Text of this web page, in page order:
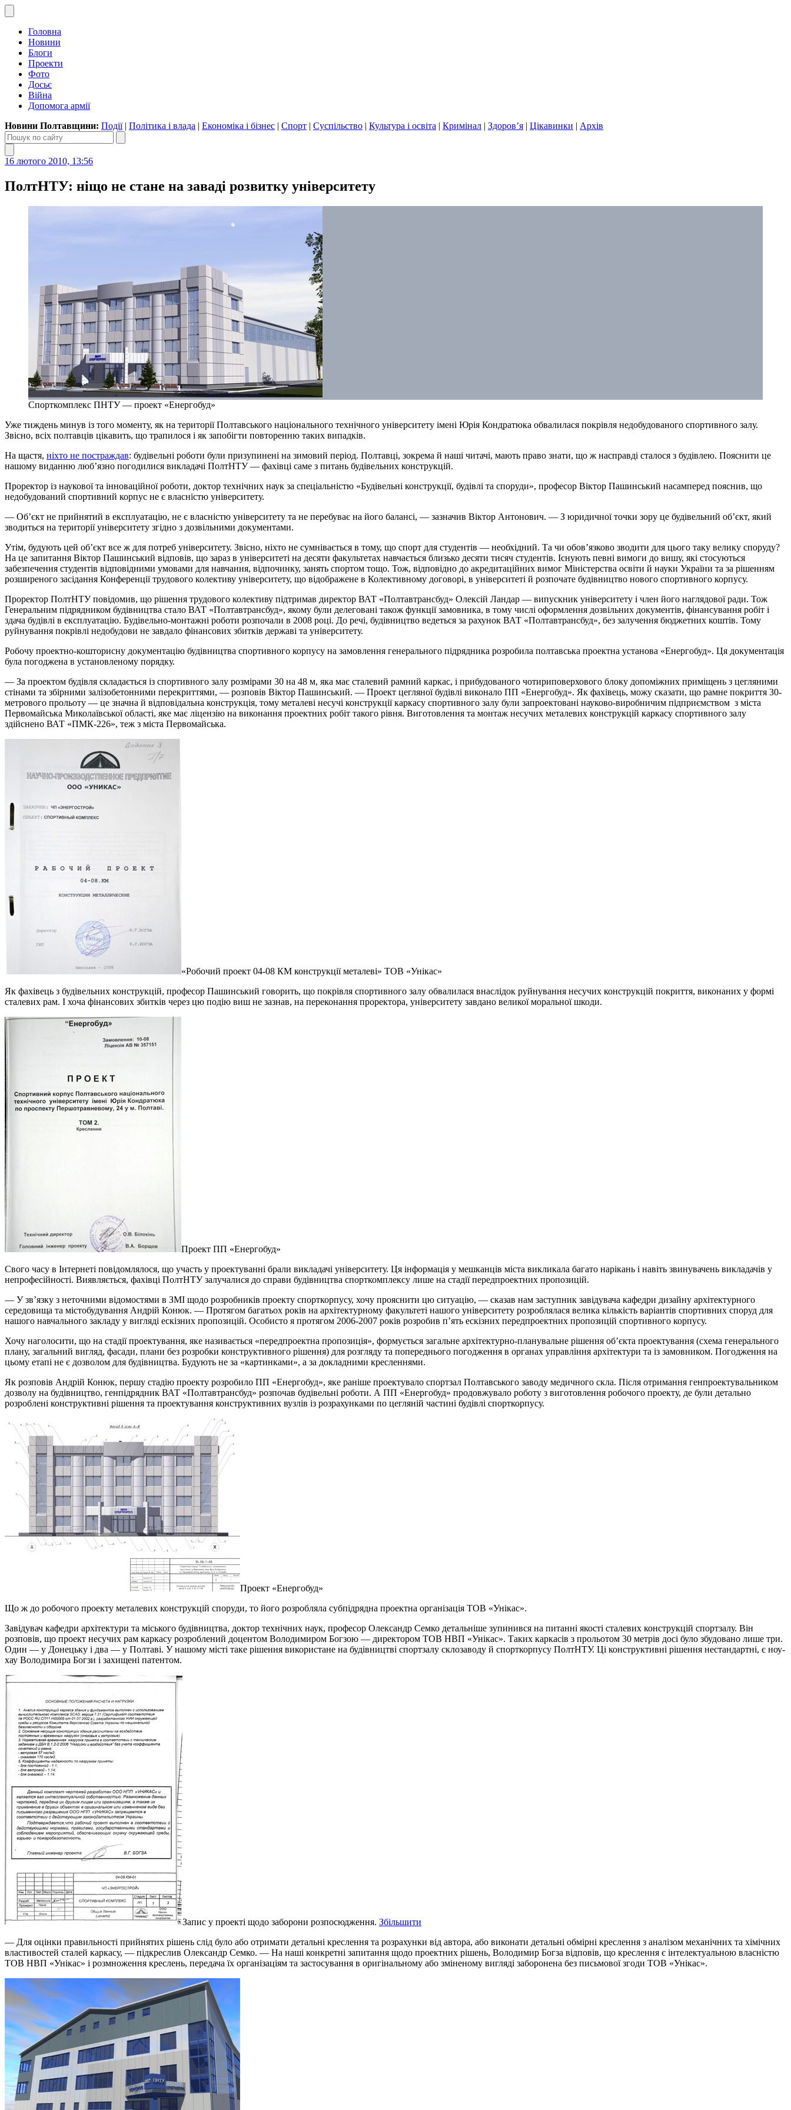
Головна
Новини
Блоги
Проекти
Фото
Досьє
Війна
Допомога армії
Новини Полтавщини: Події| Політика і влада | Економіка і бізнес | Спорт | Суспільство | Культура і освіта | Кримінал | Здоров’я | Цікавинки | Архів
16 лютого 2010, 13:56
ПолтНТУ: ніщо не стане на заваді розвитку університету
Спорткомплекс ПНТУ — проект «Енергобуд»
Уже тиждень минув із того моменту, як на території Полтавського національного технічного університету імені Юрія Кондратюка обвалилася покрівля недобудованого спортивного залу.
Звісно, всіх полтавців цікавить, що трапилося і як запобігти повторенню таких випадків.
На щастя, ніхто не постраждав: будівельні роботи були призупинені на зимовий період. Полтавці, зокрема й наші читачі, мають право знати, що ж насправді сталося з будівлею. Пояснити це
нашому виданню люб’язно погодилися викладачі ПолтНТУ — фахівці саме з питань будівельних конструкцій.
Проректор із наукової та інноваційної роботи, доктор технічних наук за спеціальністю «Будівельні конструкції, будівлі та споруди», професор Віктор Пашинський насамперед пояснив, що
недобудований спортивний корпус не є власністю університету.
— Об’єкт не прийнятий в експлуатацію, не є власністю університету та не перебуває на його балансі, — зазначив Віктор Антонович. — З юридичної точки зору це будівельний об’єкт, який
зводиться на території університету згідно з дозвільними документами.
Утім, будують цей об’єкт все ж для потреб університету. Звісно, ніхто не сумнівається в тому, що спорт для студентів — необхідний. Та чи обов’язково зводити для цього таку велику споруду?
На це запитання Віктор Пашинський відповів, що зараз в університеті на десяти факультетах навчається близько десяти тисяч студентів. Існують певні вимоги до вишу, які стосуються
забезпечення студентів відповідними умовами для навчання, відпочинку, занять спортом тощо. Тож, відповідно до акредитаційних вимог Міністерства освіти й науки України та за рішенням
розширеного засідання Конференції трудового колективу університету, що відображене в Колективному договорі, в університеті й розпочате будівництво нового спортивного корпусу.
Проректор ПолтНТУ повідомив, що рішення трудового колективу підтримав директор ВАТ «Полтавтрансбуд» Олексій Ландар — випускник університету і член його наглядової ради. Тож
Генеральним підрядником будівництва стало ВАТ «Полтавтрансбуд», якому були делеговані також функції замовника, в тому числі оформлення дозвільних документів, фінансування робіт і
здача будівлі в експлуатацію. Будівельно-монтажні роботи розпочали в 2008 році. До речі, будівництво ведеться за рахунок ВАТ «Полтавтрансбуд», без залучення бюджетних коштів. Тому
руйнування покрівлі недобудови не завдало фінансових збитків державі та університету.
Робочу проектно-кошторисну документацію будівництва спортивного корпусу на замовлення генерального підрядника розробила полтавська проектна установа «Енергобуд». Ця документація
була погоджена в установленому порядку.
— За проектом будівля складається із спортивного залу розмірами 30 на 48 м, яка має сталевий рамний каркас, і прибудованого чотириповерхового блоку допоміжних приміщень з цегляними
стінами та збірними залізобетонними перекриттями, — розповів Віктор Пашинський. — Проект цегляної будівлі виконало ПП «Енергобуд». Як фахівець, можу сказати, що рамне покриття 30-
метрового прольоту — це значна й відповідальна конструкція, тому металеві несучі конструкції каркасу спортивного залу були запроектовані науково-виробничим підприємством з міста
Первомайська Миколаївської області, яке має ліцензію на виконання проектних робіт такого рівня. Виготовлення та монтаж несучих металевих конструкцій каркасу спортивного залу
здійснено ВАТ «ПМК-226», теж з міста Первомайська.
«Робочий проект 04-08 КМ конструкції металеві» ТОВ «Унікас»
Як фахівець з будівельних конструкцій, професор Пашинський говорить, що покрівля спортивного залу обвалилася внаслідок руйнування несучих конструкцій покриття, виконаних у формі
сталевих рам. І хоча фінансових збитків через цю подію виш не зазнав, на переконання проректора, університету завдано великої моральної шкоди.
Проект ПП «Енергобуд»
Свого часу в Інтернеті повідомлялося, що участь у проектуванні брали викладачі університету. Ця інформація у мешканців міста викликала багато нарікань і навіть звинувачень викладачів у
непрофесійності. Виявляється, фахівці ПолтНТУ залучалися до справи будівництва спорткомплексу лише на стадії передпроектних пропозицій.
— У зв’язку з неточними відомостями в ЗМІ щодо розробників проекту спорткорпусу, хочу прояснити цю ситуацію, — сказав нам заступник завідувача кафедри дизайну архітектурного
середовища та містобудування Андрій Конюк. — Протягом багатьох років на архітектурному факультеті нашого університету розроблялася велика кількість варіантів спортивних споруд для
нашого навчального закладу у вигляді ескізних пропозицій. Особисто я протягом 2006-2007 років розробив п’ять ескізних передпроектних пропозицій спортивного корпусу.
Хочу наголосити, що на стадії проектування, яке називається «передпроектна пропозиція», формується загальне архітектурно-планувальне рішення об’єкта проектування (схема генерального
плану, загальний вигляд, фасади, плани без розробки конструктивного рішення) для розгляду та попереднього погодження в органах управління архітектури та із замовником. Погодження на
цьому етапі не є дозволом для будівництва. Будують не за «картинками», а за докладними кресленнями.
Як розповів Андрій Конюк, першу стадію проекту розробило ПП «Енергобуд», яке раніше проектувало спортзал Полтавського заводу медичного скла. Після отримання генпроектувальником
дозволу на будівництво, генпідрядник ВАТ «Полтавтрансбуд» розпочав будівельні роботи. А ПП «Енергобуд» продовжувало роботу з виготовлення робочого проекту, де були детально
розроблені конструктивні рішення та проектування конструктивних вузлів із розрахунками по цегляній частині будівлі спорткорпусу.
Проект «Енергобуд»
Що ж до робочого проекту металевих конструкцій споруди, то його розробляла субпідрядна проектна організація ТОВ «Унікас».
Завідувач кафедри архітектури та міського будівництва, доктор технічних наук, професор Олександр Семко детальніше зупинився на питанні якості сталевих конструкцій спортзалу. Він
розповів, що проект несучих рам каркасу розроблений доцентом Володимиром Богзою — директором ТОВ НВП «Унікас». Таких каркасів з прольотом 30 метрів досі було збудовано лише три.
Один — у Донецьку і два — у Полтаві. У нашому місті таке рішення використане на будівництві спортзалу склозаводу й спорткорпусу ПолтНТУ. Ці конструктивні рішення нестандартні, є ноу-
хау Володимира Богзи і захищені патентом.
Запис у проекті щодо заборони розпосюдження. Збільшити
— Для оцінки правильності прийнятих рішень слід було або отримати детальні креслення та розрахунки від автора, або виконати детальні обмірні креслення з аналізом механічних та хімічних
властивостей сталей каркасу, — підкреслив Олександр Семко. — На наші конкретні запитання щодо проектних рішень, Володимир Богза відповів, що креслення є інтелектуальною власністю
ТОВ НВП «Унікас» і розмноження креслень, передача їх організаціям та застосування в оригінальному або зміненому вигляді заборонена без письмової згоди ТОВ «Унікас».